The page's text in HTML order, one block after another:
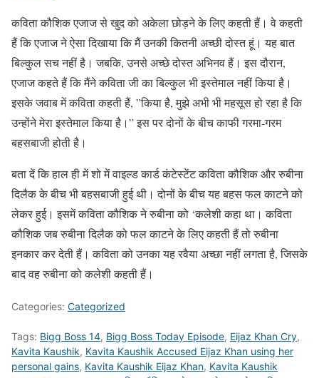
कविता कौशिक एजाज से खुद को अकेला छोड़ने के लिए कहती हैं। वे कहती
हैं कि एजाज ने ऐसा दिखाया कि मैं उनकी कितनी अच्छी दोस्त हूं। यह बात
बिल्कुल सच नहीं है। जबकि, उनसे अच्छे दोस्त अभिनव हैं। इस दौरान,
एजाज कहते हैं कि मैंने कविता जी का बिल्कुल भी इस्तेमाल नहीं किया है।
इसके जवाब में कविता कहती हैं, ”किया है, मुझे अभी भी महसूस हो रहा है कि
उन्होंने मेरा इस्तेमाल किया है।” इस पर दोनों के बीच काफी गरमा-गरम
बहसबाजी होती है।
बता दें कि हाल ही में शो में वाइल्ड कार्ड कंटेस्टेंट कविता कौशिक और रुबीना
दिलैक के बीच भी बहसबाजी हुई थी। दोनों के बीच यह बहस फल काटने को
लेकर हुई। इसमें कविता कौशिक ने रुबीना को ‘कलेशी कहा था। कविता
कौशिक जब रुबीना दिलैक को फल काटने के लिए कहती हैं तो रुबीना
इनकार कर देती हैं। कविता को उनका यह रवैया अच्छा नहीं लगता है, जिसके
बाद वह रुबीना को कलेशी कहती हैं।
Categories: Categorized
Tags: Bigg Boss 14, Bigg Boss Today Episode, Eijaz Khan Cry,
Kavita Kaushik, Kavita Kaushik Accused Eijaz Khan using her
personal gains, Kavita Kaushik Eijaz Khan, Kavita Kaushik